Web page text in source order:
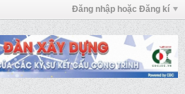
Đăng nhập hoặc Đăng kí